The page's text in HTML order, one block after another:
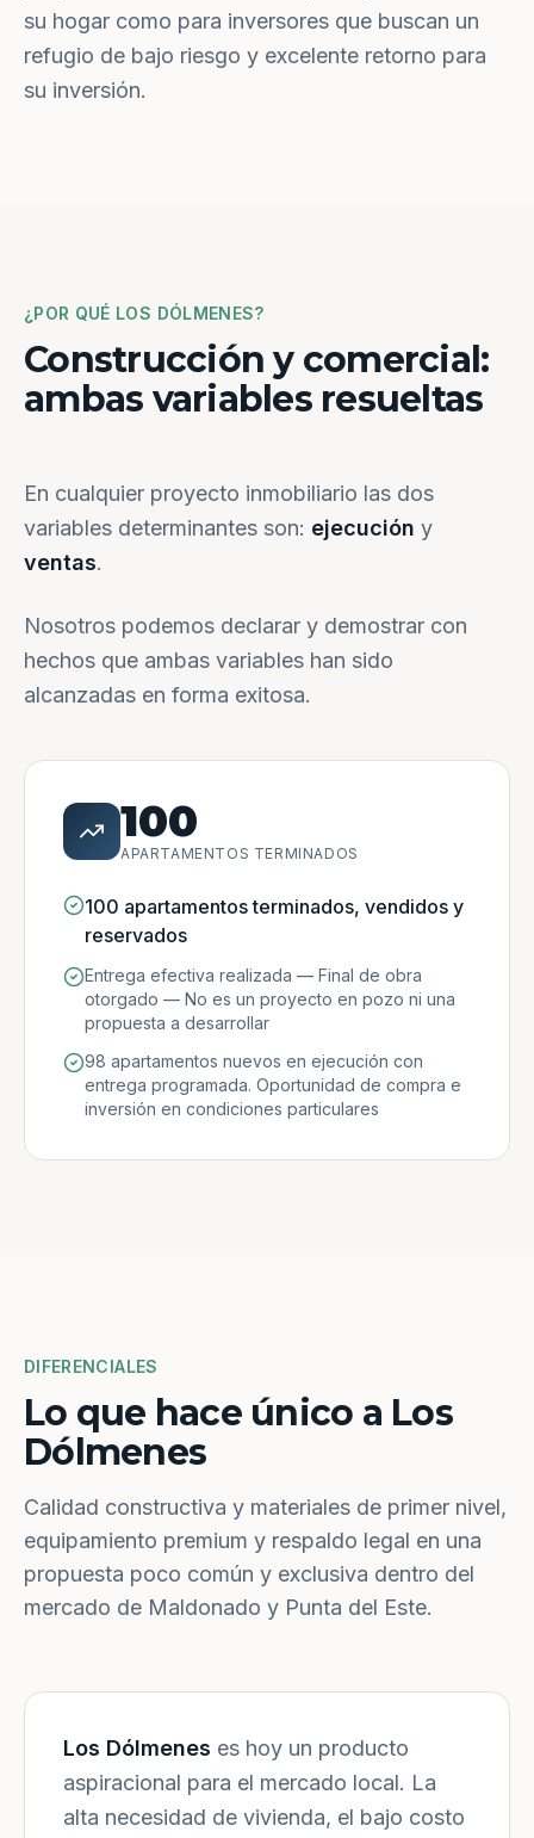
su hogar como para inversores que buscan un
refugio de bajo riesgo y excelente retorno para
su inversión.
¿POR QUÉ LOS DÓLMENES?
Construcción y comercial:
ambas variables resueltas
En cualquier proyecto inmobiliario las dos
variables determinantes son: ejecución y
ventas.
Nosotros podemos declarar y demostrar con
hechos que ambas variables han sido
alcanzadas en forma exitosa.
100
APARTAMENTOS TERMINADOS
100 apartamentos terminados, vendidos y
reservados
Entrega efectiva realizada — Final de obra
otorgado — No es un proyecto en pozo ni una
propuesta a desarrollar
98 apartamentos nuevos en ejecución con
entrega programada. Oportunidad de compra e
inversión en condiciones particulares
DIFERENCIALES
Lo que hace único a Los
Dólmenes
Calidad constructiva y materiales de primer nivel,
equipamiento premium y respaldo legal en una
propuesta poco común y exclusiva dentro del
mercado de Maldonado y Punta del Este.
Los Dólmenes es hoy un producto
aspiracional para el mercado local. La
alta necesidad de vivienda, el bajo costo